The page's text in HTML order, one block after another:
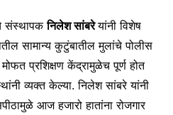
संस्थापकनिलेश सांबरेयांनी विशेष
सामान्य कुटुंबातील मुलांचे पोलीस
प्रशिक्षण केंद्रामुळेच पूर्ण होत
व्यक्त केल्या. निलेश सांबरे यांनी
आज हजारो हातांना रोजगार